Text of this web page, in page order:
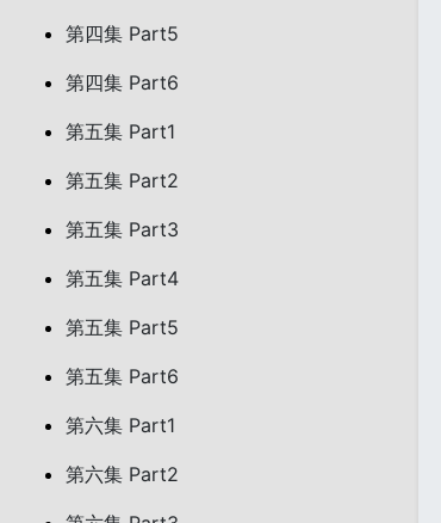
第四集 Part5
第四集 Part6
第五集 Part1
第五集 Part2
第五集 Part3
第五集 Part4
第五集 Part5
第五集 Part6
第六集 Part1
第六集 Part2